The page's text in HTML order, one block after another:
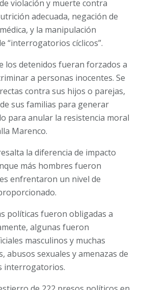
violación y muerte contra
adecuada, negación de
y la manipulación
“interrogatorios cíclicos”.
los detenidos fueran forzados a
a personas inocentes. Se
contra sus hijos o parejas,
sus familias para generar
para anular la resistencia moral
Marenco.
la diferencia de impacto
más hombres fueron
enfrentaron un nivel de
políticas fueron obligadas a
algunas fueron
masculinos y muchas
abusos sexuales y amenazas de
interrogatorios.